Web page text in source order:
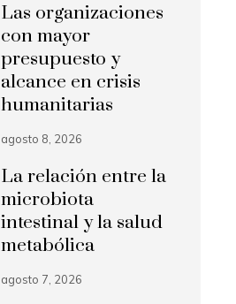
Las organizaciones
con mayor
presupuesto y
alcance en crisis
humanitarias
agosto 8, 2026
La relación entre la
microbiota
intestinal y la salud
metabólica
agosto 7, 2026